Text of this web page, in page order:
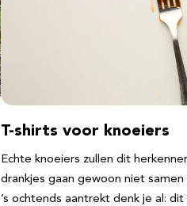
T-shirts voor knoeiers
Echte knoeiers zullen dit
drankjes gaan gewoon niet
’s ochtends aantrekt denk je al: